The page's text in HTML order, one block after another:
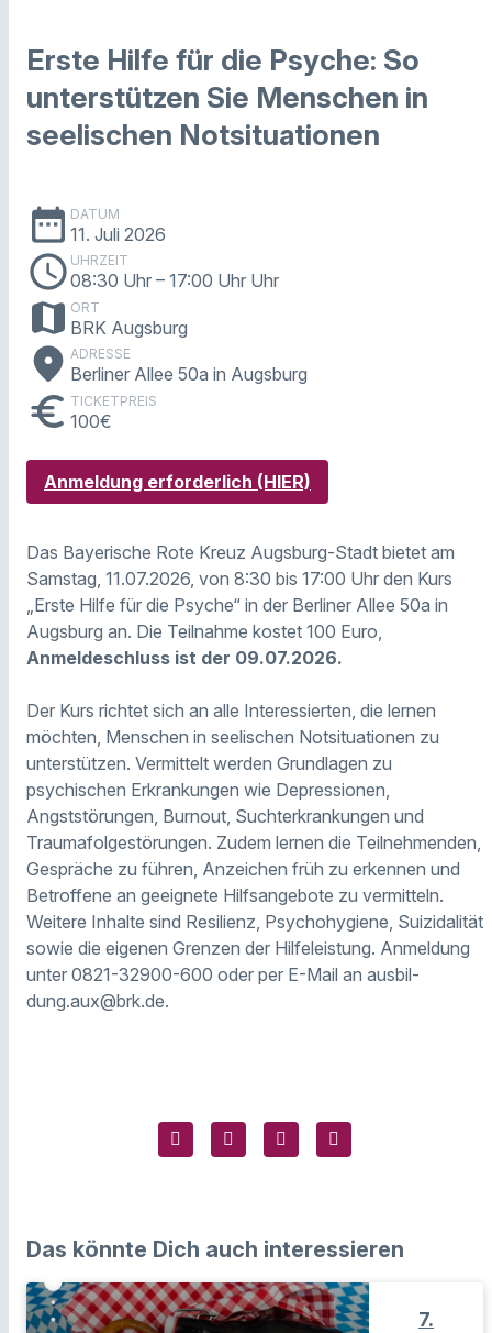
Erste Hilfe für die Psyche: So
unterstützen Sie Menschen in
seelischen Notsituationen
date_range DATUM
11. Juli 2026
schedule UHRZEIT
08:30 Uhr – 17:00 Uhr Uhr
map ORT
BRK Augsburg
place ADRESSE
Berliner Allee 50a in Augsburg
euro TICKETPREIS
100€
Anmeldung erforderlich (HIER)
Das Bayerische Rote Kreuz Augsburg-Stadt bietet am
Samstag, 11.07.2026, von 8:30 bis 17:00 Uhr den Kurs
„Erste Hilfe für die Psyche“ in der Berliner Allee 50a in
Augsburg an. Die Teilnahme kostet 100 Euro,
Anmeldeschluss ist der 09.07.2026.
Der Kurs richtet sich an alle Interessierten, die lernen
möchten, Menschen in seelischen Notsituationen zu
unterstützen. Vermittelt werden Grundlagen zu
psychischen Erkrankungen wie Depressionen,
Angststörungen, Burnout, Suchterkrankungen und
Traumafolgestörungen. Zudem lernen die Teilnehmenden,
Gespräche zu führen, Anzeichen früh zu erkennen und
Betroffene an geeignete Hilfsangebote zu vermitteln.
Weitere Inhalte sind Resilienz, Psychohygiene, Suizidalität
sowie die eigenen Grenzen der Hilfeleistung. Anmeldung
unter 0821-32900-600 oder per E-Mail an ausbil-
dung.aux@brk.de.
Das könnte Dich auch interessieren
7.